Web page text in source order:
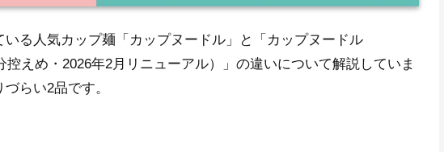
る人気カップ麺「カップヌードル 」と「カップヌードル
控えめ・2026年2月リニューアル）」の違いについて解説していま
らい2品です。